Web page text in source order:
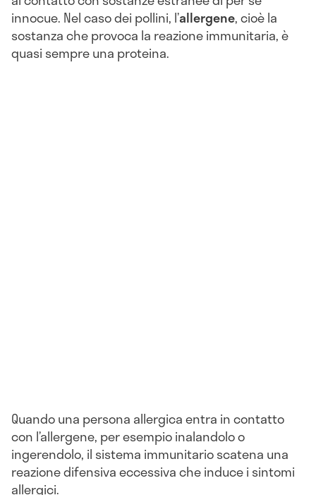
innocue. Nel caso dei pollini, l’allergene, cioè la
sostanza che provoca la reazione immunitaria, è
quasi sempre una proteina.
Quando una persona allergica entra in contatto
con l’allergene, per esempio inalandolo o
ingerendolo, il sistema immunitario scatena una
reazione difensiva eccessiva che induce i sintomi
allergici.